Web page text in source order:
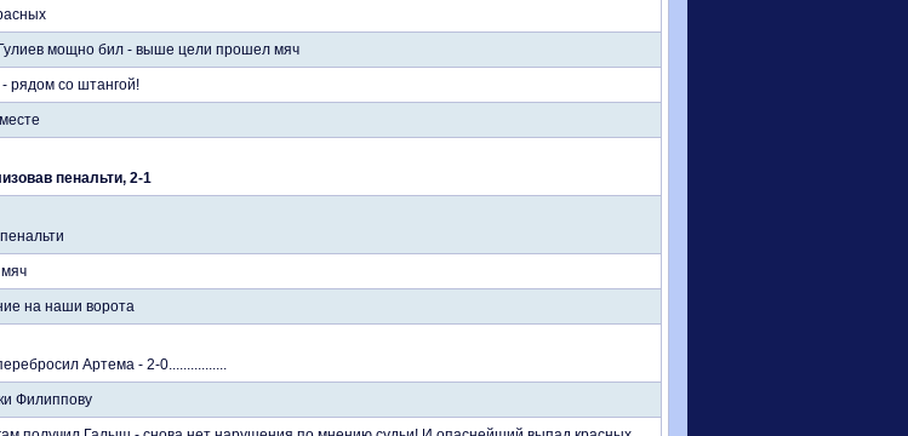
мощно бил - выше цели прошел мяч
рядом со штангой!
пенальти, 2-1
на наши ворота
Артема - 2-0................
Филиппову